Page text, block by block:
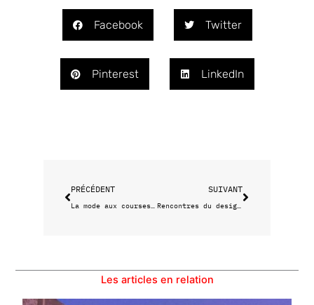
Facebook Twitter
Pinterest LinkedIn
PRÉCÉDENT
La mode aux courses au Château Borely
SUIVANT
Rencontres du design graphique
Les articles en relation